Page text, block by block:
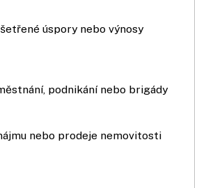
úspory nebo výnosy
podnikání nebo brigády
nebo prodeje nemovitosti